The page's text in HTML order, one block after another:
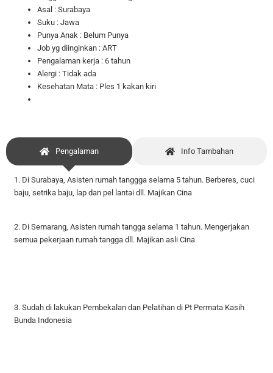
Asal : Surabaya
Suku : Jawa
Punya Anak : Belum Punya
Job yg diinginkan : ART
Pengalaman kerja : 6 tahun
Alergi : Tidak ada
Kesehatan Mata : Ples 1 kakan kiri
Pengalaman Info Tambahan
1. Di Surabaya, Asisten rumah tanggga selama 5 tahun. Berberes, cuci
baju, setrika baju, lap dan pel lantai dll. Majikan Cina
2. Di Semarang, Asisten rumah tangga selama 1 tahun. Mengerjakan
semua pekerjaan rumah tangga dll. Majikan asli Cina
3. Sudah di lakukan Pembekalan dan Pelatihan di Pt Permata Kasih
Bunda Indonesia